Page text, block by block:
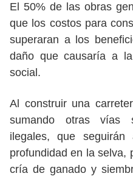
El 50% de las obras
que los costos para
superaran a los
daño que causaría a
social.
Al construir una
sumando otras vías
ilegales, que seguirán
profundidad en la selva,
cría de ganado y